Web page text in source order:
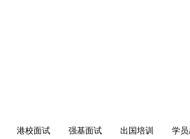
港校面试 强基面试 出国培训 学